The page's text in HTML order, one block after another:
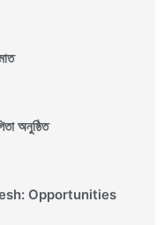
অনুষ্ঠিত
Opportunities